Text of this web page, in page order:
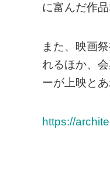
に富んだ作
また、映画
れるほか、
ーが上映と
https://